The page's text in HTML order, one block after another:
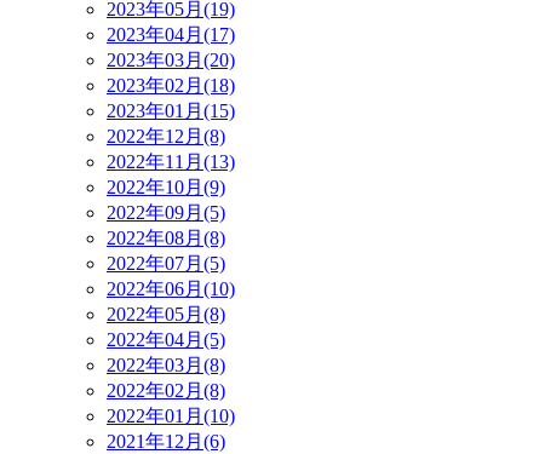
2023年05月(19)
2023年04月(17)
2023年03月(20)
2023年02月(18)
2023年01月(15)
2022年12月(8)
2022年11月(13)
2022年10月(9)
2022年09月(5)
2022年08月(8)
2022年07月(5)
2022年06月(10)
2022年05月(8)
2022年04月(5)
2022年03月(8)
2022年02月(8)
2022年01月(10)
2021年12月(6)